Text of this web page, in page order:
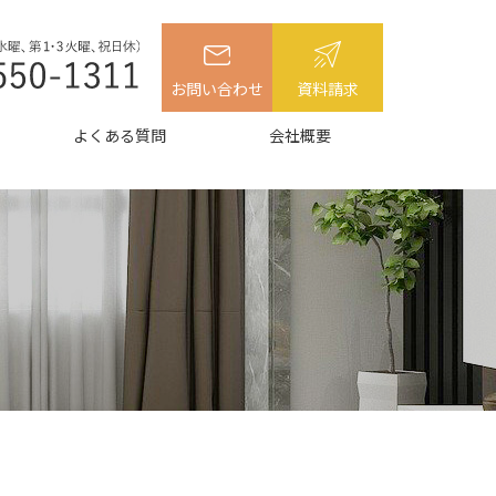
お問い合わせ 資料請求
よくある質問 会社概要